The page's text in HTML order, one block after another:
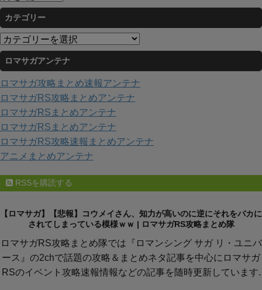
ー
カ
イ
ブ
カテゴリー
カ
テ
ゴ
リ
ー
ロマサガアンテナ
ロマサガ攻略まとめ速報アンテナ
ロマサガRS攻略まとめアンテナ
ロマサガRSまとめアンテナ
ロマサガRSまとめアンテナ
ロマサガRS攻略速報まとめアンテナ
アニメまとめアンテナ
RSSを購読する
【ロマサガ】【悲報】コウメイさん、知力が高いのに逆にそれをバカに
されてしまっている模様ｗｗ | ロマサガRS攻略まとめ隊
ロマサガRS攻略まとめ隊では『ロマンシング サガ リ・ユニバ
ース』の2chで話題の攻略＆まとめネタ記事を中心にロマサガ
RSのイベント攻略速報情報などの記事を随時更新しています.